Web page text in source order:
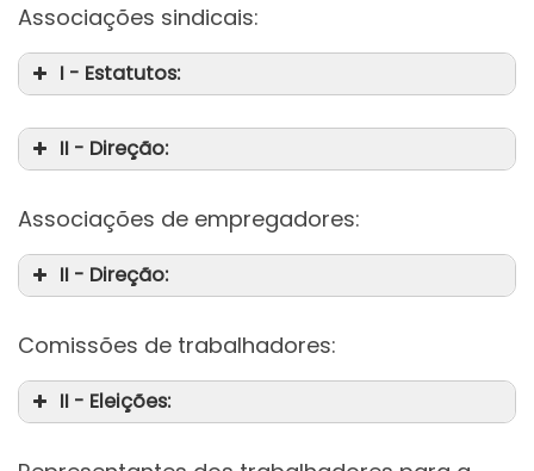
Associações sindicais:
I - Estatutos:
II - Direção:
Associações de empregadores:
II - Direção:
Comissões de trabalhadores:
II - Eleições: